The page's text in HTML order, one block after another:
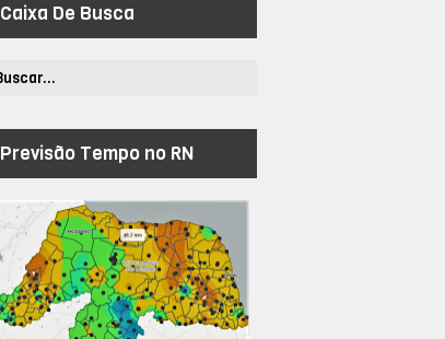
Caixa De Busca
Previsão Tempo no RN